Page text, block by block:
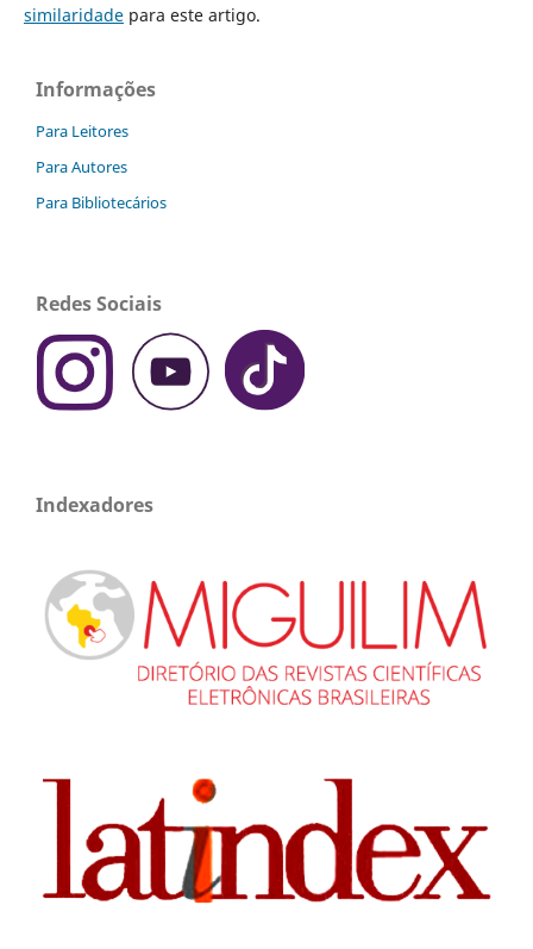
similaridadepara este artigo.
Informações
Para Leitores
Para Autores
Para Bibliotecários
Redes Sociais
Indexadores